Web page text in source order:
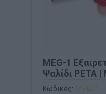
MEG-1
Ψαλίδι PETA
Επαναφορά &
Κωδικός: MEG-1